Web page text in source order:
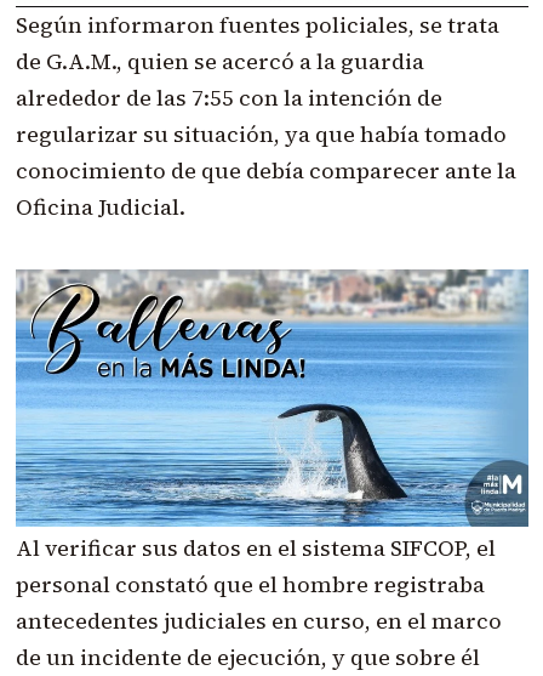
Según informaron fuentes policiales, se trata
de G.A.M., quien se acercó a la guardia
alrededor de las 7:55 con la intención de
regularizar su situación, ya que había tomado
conocimiento de que debía comparecer ante la
Oficina Judicial.
Al verificar sus datos en el sistema SIFCOP, el
personal constató que el hombre registraba
antecedentes judiciales en curso, en el marco
de un incidente de ejecución, y que sobre él